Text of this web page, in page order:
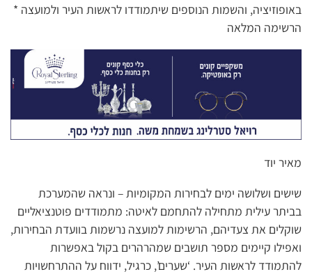
באופוזיציה, והשמות הנוספים שיתמודדו לראשות העיר ולמועצה *
הרשימה המלאה
מאיר יוד
שישים ושלושה ימים לבחירות המקומיות – ונראה שהמערכת
בביתר עילית מתחילה להתחמם לאיטה: מתמודדים פוטנציאליים
שוקלים את צעדיהם, הרשימות למועצה נרשמות בוועדת הבחירות,
ואפילו קיימים מספר תושבים שמהרהרים בקול באפשרות
להתמודד לראשות העיר. ‘שערים’, כרגיל, ידווח על ההתרחשויות